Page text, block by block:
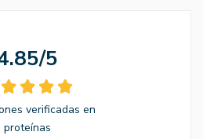
5
verificadas en
proteínas